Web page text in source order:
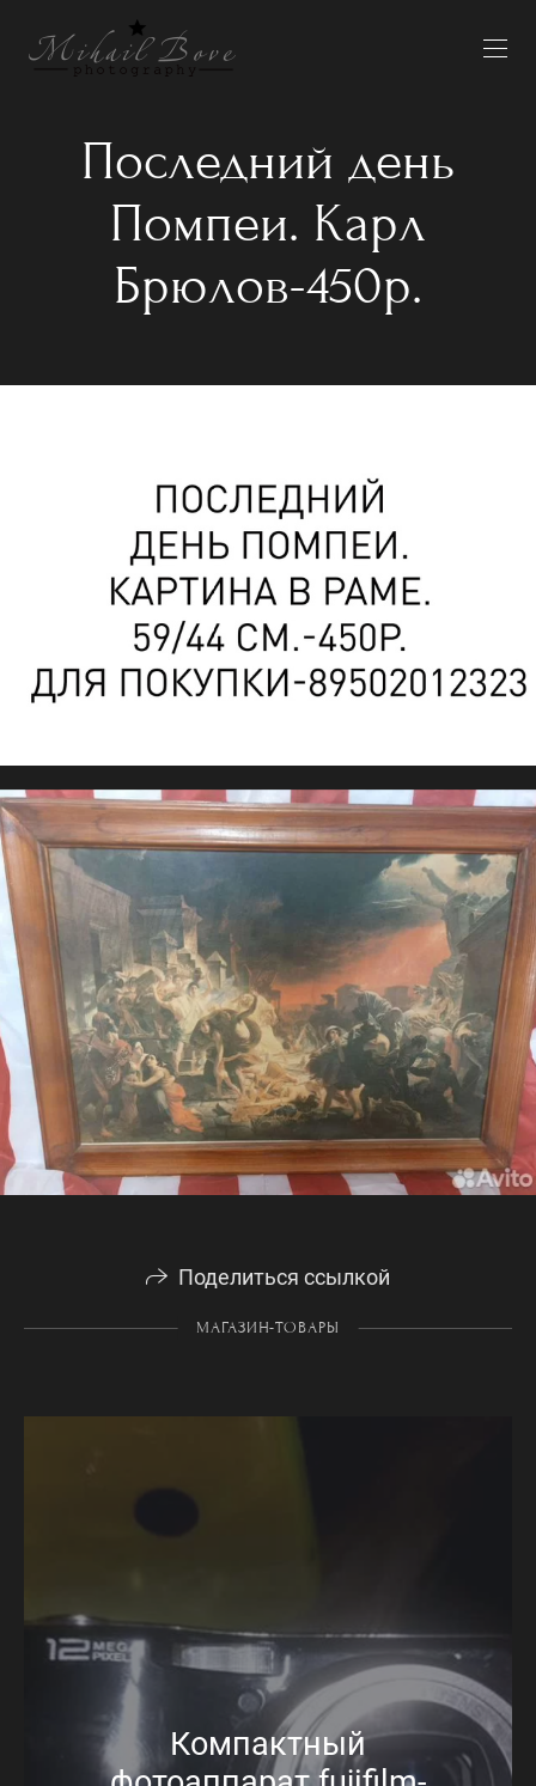
Последний день
Помпеи. Карл
Брюлов-450р.
Поделиться ссылкой
МАГАЗИН-ТОВАРЫ
Компактный